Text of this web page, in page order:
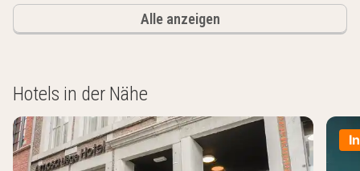
Alle anzeigen
Hotels in der Nähe